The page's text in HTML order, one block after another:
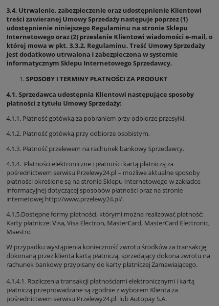
3.4. Utrwalenie, zabezpieczenie oraz udostępnienie Klientowi
treści zawieranej Umowy Sprzedaży następuje poprzez (1)
udostępnienie niniejszego Regulaminu na stronie Sklepu
Internetowego oraz (2) przesłanie Klientowi wiadomości e-mail, o
której mowa w pkt. 3.3.2. Regulaminu. Treść Umowy Sprzedaży
jest dodatkowo utrwalona i zabezpieczona w systemie
informatycznym Sklepu Internetowego Sprzedawcy.
SPOSOBY I TERMINY PŁATNOŚCI ZA PRODUKT
4.1. Sprzedawca udostępnia Klientowi następujące sposoby
płatności z tytułu Umowy Sprzedaży:
4.1.1. Płatność gotówką za pobraniem przy odbiorze przesyłki.
4.1.2. Płatność gotówką przy odbiorze osobistym.
4.1.3. Płatność przelewem na rachunek bankowy Sprzedawcy.
4.1.4. Płatności elektroniczne i płatności kartą płatniczą za
pośrednictwem serwisu Przelewy24.pl – możliwe aktualne sposoby
płatności określone są na stronie Sklepu Internetowego w zakładce
informacyjnej dotyczącej sposobów płatności oraz na stronie
internetowej http://www.przelewy24.pl/.
4.1.5.Dostępne formy płatności, którymi można realizować płatność:
Karty płatnicze: Visa, Visa Electron, MasterCard, MasterCard Electronic,
Maestro
W przypadku wystąpienia konieczność zwrotu środków za transakcję
dokonaną przez klienta kartą płatniczą, sprzedający dokona zwrotu na
rachunek bankowy przypisany do karty płatniczej Zamawiającego.
4.1.4.1. Rozliczenia transakcji płatnościami elektronicznymi i kartą
płatniczą przeprowadzane są zgodnie z wyborem Klienta za
pośrednictwem serwisu Przelewy24.pl lub Autopay S.A.